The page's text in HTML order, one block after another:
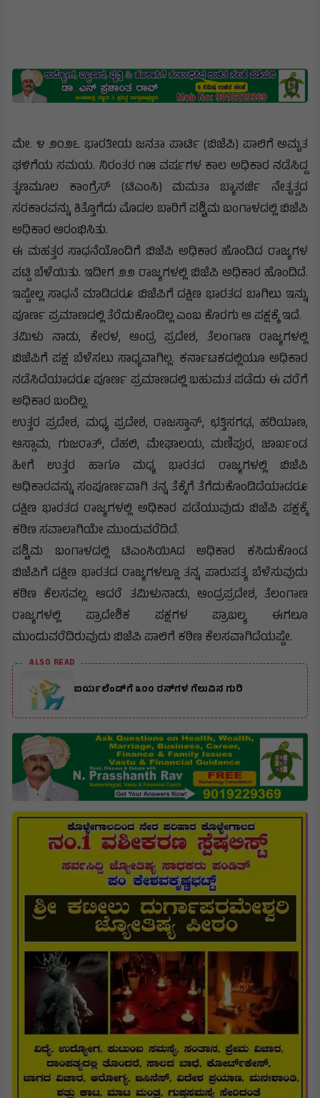
ಮೇ. ೪ ೨೦೨೬ ಭಾರತೀಯ ಜನತಾ ಪಾರ್ಟಿ (ಬಿಜೆಪಿ) ಪಾಲಿಗೆ ಅಮೃತ
ಘಳಿಗೆಯ ಸಮಯ. ನಿರಂತರ ೧೫ ವರ್ಷಗಳ ಕಾಲ ಅಧಿಕಾರ ನಡೆಸಿದ್ದ
ತೃಣಮೂಲ ಕಾಂಗ್ರೆಸ್ (ಟಿಎಂಸಿ) ಮಮತಾ ಬ್ಯಾನರ್ಜಿ ನೇತೃತ್ವದ
ಸರಕಾರವನ್ನು ಕಿತ್ತೊಗೆದು ಮೊದಲ ಬಾರಿಗೆ ಪಶ್ಚಿಮ ಬಂಗಾಳದಲ್ಲಿ ಬಿಜೆಪಿ
ಅಧಿಕಾರ ಆರಂಭಿಸಿತು.
ಈ ಮಹತ್ತರ ಸಾಧನೆಯೊಂದಿಗೆ ಬಿಜೆಪಿ ಅಧಿಕಾರ ಹೊಂದಿದ ರಾಜ್ಯಗಳ
ಪಟ್ಟಿ ಬೆಳೆಯಿತು. ಇದೀಗ ೨೨ ರಾಜ್ಯಗಳಲ್ಲಿ ಬಿಜೆಪಿ ಅಧಿಕಾರ ಹೊಂದಿದೆ.
ಇಷ್ಟೇಲ್ಲ ಸಾಧನೆ ಮಾಡಿದರೂ ಬಿಜೆಪಿಗೆ ದಕ್ಷಿಣ ಭಾರತದ ಬಾಗಿಲು ಇನ್ನು
ಪೂರ್ಣ ಪ್ರಮಾಣದಲ್ಲಿ ತೆರೆದುಕೊಂಡಿಲ್ಲ ಎಂಬ ಕೊರಗು ಆ ಪಕ್ಷಕ್ಕೆ ಇದೆ.
ತಮಿಳು ನಾಡು, ಕೇರಳ, ಆಂದ್ರ ಪ್ರದೇಶ, ತೆಲಂಗಾಣ ರಾಜ್ಯಗಳಲ್ಲಿ
ಬಿಜೆಪಿಗೆ ಪಕ್ಷ ಬೆಳೆಸಲು ಸಾಧ್ಯವಾಗಿಲ್ಲ. ಕರ್ನಾಟಕದಲ್ಲಿಯೂ ಅಧಿಕಾರ
ನಡೆಸಿದೆಯಾದರೂ ಪೂರ್ಣ ಪ್ರಮಾಣದಲ್ಲಿ ಬಹುಮತ ಪಡೆದು ಈ ವರೆಗೆ
ಅಧಿಕಾರ ಬಂದಿಲ್ಲ.
ಉತ್ತರ ಪ್ರದೇಶ, ಮಧ್ಯ ಪ್ರದೇಶ, ರಾಜಸ್ತಾನ್, ಛತ್ತಿಸಗಢ, ಹರಿಯಾಣ,
ಆಸ್ಸಾಮ, ಗುಜರಾತ್, ದೆಹಲಿ, ಮೇಘಾಲಯ, ಮಣಿಪುರ, ಜಾರ್ಖಂಡ
ಹೀಗೆ ಉತ್ತರ ಹಾಗೂ ಮಧ್ಯ ಭಾರತದ ರಾಜ್ಯಗಳಲ್ಲಿ ಬಿಜೆಪಿ
ಅಧಿಕಾರವನ್ನು ಸಂಪೂರ್ಣವಾಗಿ ತನ್ನ ತೆಕ್ಕೆಗೆ ತೆಗೆದುಕೊಂಡಿದೆಯಾದರೂ
ದಕ್ಷಿಣ ಭಾರತದ ರಾಜ್ಯಗಳಲ್ಲಿ ಅಧಿಕಾರ ಪಡೆಯುವುದು ಬಿಜೆಪಿ ಪಕ್ಷಕ್ಕೆ
ಕಠಿಣ ಸವಾಲಾಗಿಯೇ ಮುಂದುವರೆದಿದೆ.
ಪಶ್ಚಿಮ ಬಂಗಾಳದಲ್ಲಿ ಟಿಎಂಸಿಯಿAದ ಅಧಿಕಾರ ಕಸಿದುಕೊಂಡ
ಬಿಜೆಪಿಗೆ ದಕ್ಷಿಣ ಭಾರತದ ರಾಜ್ಯಗಳಲ್ಲೂ ತನ್ನ ಪಾರುಪತ್ಯ ಬೆಳೆಸುವುದು
ಕಠಿಣ ಕೆಲಸವಲ್ಲ. ಆದರೆ ತಮಿಳುನಾಡು, ಆಂದ್ರಪ್ರದೇಶ, ತೆಲಂಗಾಣ
ರಾಜ್ಯಗಳಲ್ಲಿ ಪ್ರಾದೇಶಿಕ ಪಕ್ಷಗಳ ಪ್ರಾಬಲ್ಯ ಈಗಲೂ
ಮುಂದುವರೆದಿರುವುದು ಬಿಜೆಪಿ ಪಾಲಿಗೆ ಕಠಿಣ ಕೆಲಸವಾಗಿದೆಯಷ್ಟೇ.
ALSO READ
ಐರ್ಯಲೆಂಡ್‌ಗೆ ೩೦೦ ರನ್‌ಗಳ ಗೆಲುವಿನ ಗುರಿ